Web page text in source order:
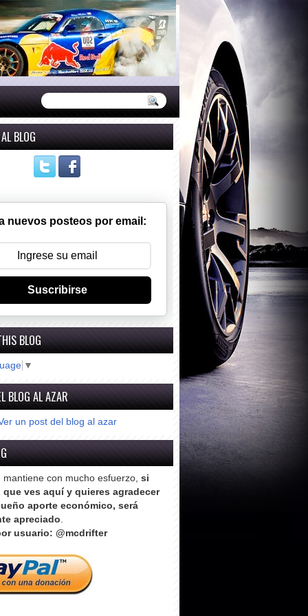
BLOG
nuevos posteos por email:
Suscribirse
BLOG
▼
BLOG AL AZAR
un post del blog al azar
mantiene con mucho esfuerzo, si
ves aquí y quieres agradecer
aporte económico, será
apreciado.
usuario: @mcdrifter